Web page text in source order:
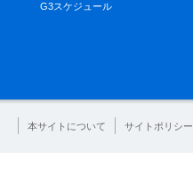
G3スケジュール
本サイトについて サイトポリシー